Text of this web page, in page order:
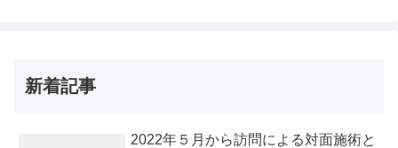
新着記事
2022年５月から訪問による対面施術と